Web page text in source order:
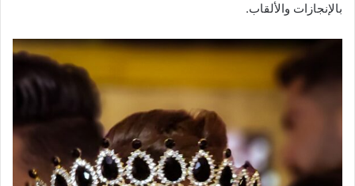
بالإنجازات والألقاب.